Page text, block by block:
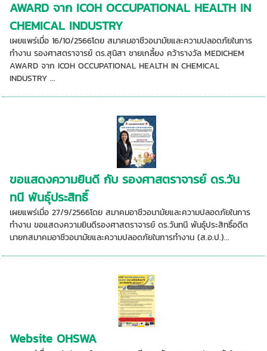
AWARD จาก ICOH OCCUPATIONAL HEALTH IN
CHEMICAL INDUSTRY
เผยแพร่เมื่อ 16/10/2566โดย สมาคมอาชีวอนามัยและความปลอดภัยในการ
ทำงาน รองศาสตราจารย์ ดร.สุนิสา ชายเกลี้ยง คว้ารางวัล MEDICHEM
AWARD จาก ICOH OCCUPATIONAL HEALTH IN CHEMICAL
INDUSTRY ...
ขอแสดงความยินดี กับ รองศาสตราจารย์ ดร.วัน
ทนี พันธุ์ประสิทธิ์
เผยแพร่เมื่อ 27/9/2566โดย สมาคมอาชีวอนามัยและความปลอดภัยในการ
ทำงาน ขอแสดงความยินดีรองศาสตราจารย์ ดร.วันทนี พันธุ์ประสิทธิ์อดีต
นายกสมาคมอาชีวอนามัยและความปลอดภัยในการทำงาน (ส.อ.ป.)...
Website OHSWA